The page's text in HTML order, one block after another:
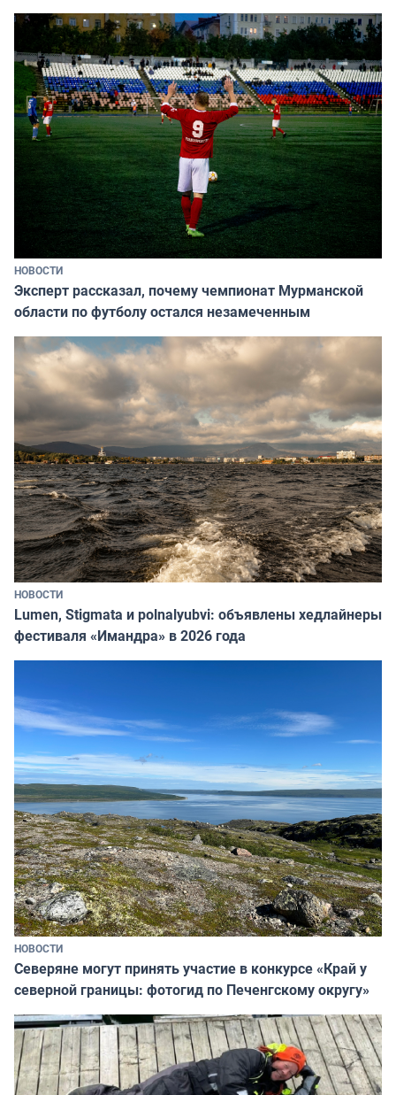
НОВОСТИ
Эксперт рассказал, почему чемпионат Мурманской
области по футболу остался незамеченным
НОВОСТИ
Lumen, Stigmata и polnalyubvi: объявлены хедлайнеры
фестиваля «Имандра» в 2026 года
НОВОСТИ
Северяне могут принять участие в конкурсе «Край у
северной границы: фотогид по Печенгскому округу»